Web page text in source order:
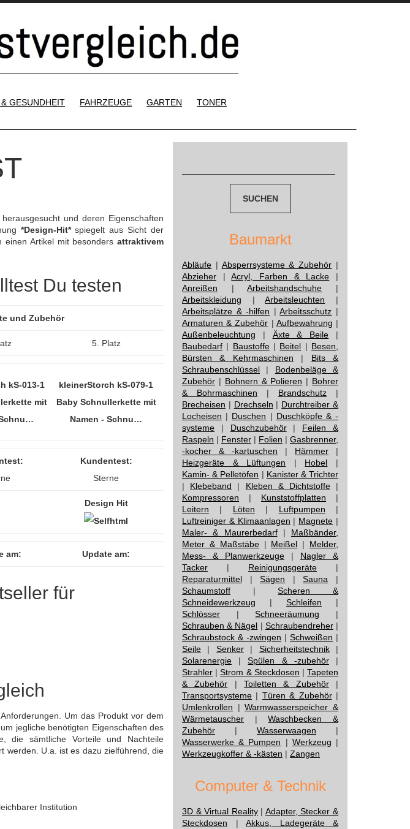
GESUNDHEIT FAHRZEUGE GARTEN TONER
und deren Eigenschaften
*Design-Hit*spiegelt aus Sicht der
Artikel mit besonders attraktivem
Du testen
und Zubehör
5. Platz
kS-013-1
mit
kleinerStorch kS-079-1
Baby Schnullerkette mit
Namen - Schnu…
Kundentest:
Sterne
Design Hit
am: Update am:
für
Um das Produkt vor dem
jegliche benötigten Eigenschaften des
die sämtliche Vorteile und Nachteile
werden. U.a. ist es dazu zielführend, die
Institution
Baumarkt
Abläufe | Absperrsysteme & Zubehör |
Abzieher |Acryl, Farben & Lacke |
Anreißen |Arbeitshandschuhe |
Arbeitskleidung |Arbeitsleuchten |
Arbeitsplätze & -hilfen |Arbeitsschutz |
Armaturen & Zubehör | Aufbewahrung |
Außenbeleuchtung | Äxte & Beile |
Baubedarf | Baustoffe| Beitel | Besen,
Bürsten & Kehrmaschinen | Bits &
Schraubenschlüssel | Bodenbeläge &
Zubehör | Bohnern & Polieren | Bohrer
& Bohrmaschinen | Brandschutz |
Brecheisen | Drechseln | Durchtreiber &
Locheisen | Duschen | Duschköpfe & -
systeme | Duschzubehör| Feilen &
Raspeln | Fenster | Folien | Gasbrenner,
-kocher & -kartuschen | Hämmer |
Heizgeräte & Lüftungen | Hobel |
Kamin- & Pelletöfen | Kanister & Trichter
| Klebeband | Kleben & Dichtstoffe|
Kompressoren | Kunststoffplatten |
Leitern | Löten | Luftpumpen |
Luftreiniger & Klimaanlagen | Magnete |
Maler- & Maurerbedarf| Maßbänder,
Meter & Maßstäbe| Meißel | Melder,
Mess- & Planwerkzeuge | Nagler &
Tacker | Reinigungsgeräte |
Reparaturmittel |Sägen |Sauna |
Schaumstoff |Scheren &
Schneidewerkzeug | Schleifen |
Schlösser |Schneeräumung |
Schrauben & Nägel | Schraubendreher|
Schraubstock & -zwingen | Schweißen |
Seile | Senker| Sicherheitstechnik|
Solarenergie |Spülen & -zubehör|
Strahler |Strom & Steckdosen |Tapeten
& Zubehör |Toiletten & Zubehör|
Transportsysteme | Türen & Zubehör|
Umlenkrollen |Warmwasserspeicher &
Wärmetauscher |Waschbecken &
Zubehör | Wasserwaagen |
Wasserwerke & Pumpen | Werkzeug |
Werkzeugkoffer & -kästen | Zangen
Computer & Technik
3D & Virtual Reality| Adapter, Stecker &
Steckdosen | Akkus, Ladegeräte &